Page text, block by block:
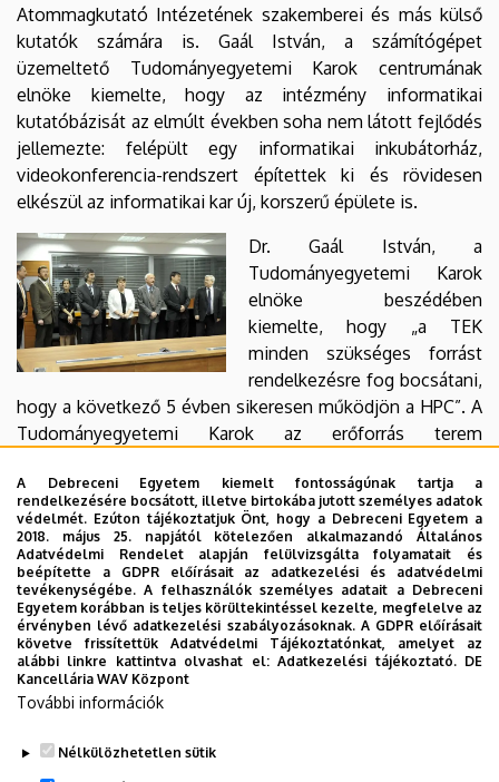
Atommagkutató Intézetének szakemberei és más külső
kutatók számára is. Gaál István, a számítógépet
üzemeltető Tudományegyetemi Karok centrumának
elnöke kiemelte, hogy az intézmény informatikai
kutatóbázisát az elmúlt években soha nem látott fejlődés
jellemezte: felépült egy informatikai inkubátorház,
videokonferencia-rendszert építettek ki és rövidesen
elkészül az informatikai kar új, korszerű épülete is.
Dr. Gaál István, a
Tudományegyetemi Karok
elnöke beszédében
kiemelte, hogy „a TEK
minden szükséges forrást
rendelkezésre fog bocsátani,
hogy a következő 5 évben sikeresen működjön a HPC”. A
Tudományegyetemi Karok az erőforrás terem
eszközökkel ellátott (pl. HD minőségű videokonferencia)
helyiséget alakított ki. Dr. Gaál István arra is felhívta a
figyelmet, hogy az egyetem informatikai kutatóbázisában
az elmúlt években soha nem látott fejlődés indult meg:
felépült egy informatikai inkubátorház, HD minőségű
videokonferencia-rendszert építettek ki és rövidesen
elkészül az Informatikai Kar új épülete is a Kassai úton, a
szuperszámítógép szomszédságában.
A Debreceni Egyetem kiemelt fontosságúnak tartja a
rendelkezésére bocsátott, illetve birtokába jutott személyes adatok
védelmét. Ezúton tájékoztatjuk Önt, hogy a Debreceni Egyetem a
2018. május 25. napjától kötelezően alkalmazandó Általános
Adatvédelmi Rendelet alapján felülvizsgálta folyamatait és
beépítette a GDPR előírásait az adatkezelési és adatvédelmi
tevékenységébe. A felhasználók személyes adatait a Debreceni
Egyetem korábban is teljes körültekintéssel kezelte, megfelelve az
érvényben lévő adatkezelési szabályozásoknak. A GDPR előírásait
követve frissítettük Adatvédelmi Tájékoztatónkat, amelyet az
alábbi linkre kattintva olvashat el:Adatkezelési tájékoztató. DE
Kancellária WAV Központ
További információk
Nélkülözhetetlen sütik